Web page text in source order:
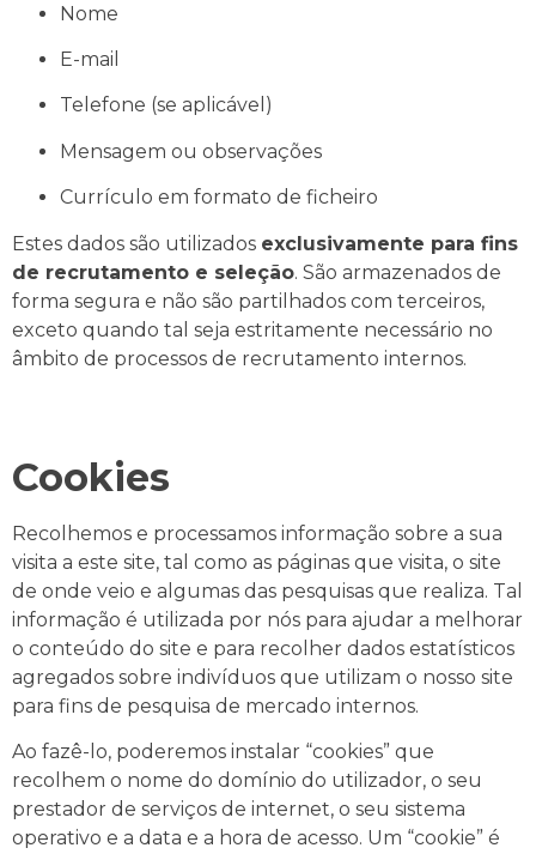
Nome
E-mail
Telefone (se aplicável)
Mensagem ou observações
Currículo em formato de ficheiro
Estes dados são utilizados exclusivamente para fins
de recrutamento e seleção. São armazenados de
forma segura e não são partilhados com terceiros,
exceto quando tal seja estritamente necessário no
âmbito de processos de recrutamento internos.
Cookies
Recolhemos e processamos informação sobre a sua
visita a este site, tal como as páginas que visita, o site
de onde veio e algumas das pesquisas que realiza. Tal
informação é utilizada por nós para ajudar a melhorar
o conteúdo do site e para recolher dados estatísticos
agregados sobre indivíduos que utilizam o nosso site
para fins de pesquisa de mercado internos.
Ao fazê-lo, poderemos instalar “cookies” que
recolhem o nome do domínio do utilizador, o seu
prestador de serviços de internet, o seu sistema
operativo e a data e a hora de acesso. Um “cookie” é